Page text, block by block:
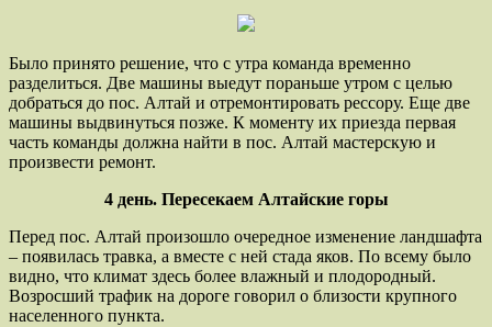
Было принято решение, что с утра команда временно
разделиться. Две машины выедут пораньше утром с целью
добраться до пос. Алтай и отремонтировать рессору. Еще две
машины выдвинуться позже. К моменту их приезда первая
часть команды должна найти в пос. Алтай мастерскую и
произвести ремонт.
4 день. Пересекаем Алтайские горы
Перед пос. Алтай произошло очередное изменение ландшафта
– появилась травка, а вместе с ней стада яков. По всему было
видно, что климат здесь более влажный и плодородный.
Возросший трафик на дороге говорил о близости крупного
населенного пункта.